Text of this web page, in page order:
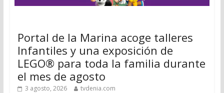
Portal de la Marina acoge talleres
Infantiles y una exposición de
LEGO® para toda la familia durante
el mes de agosto
3 agosto, 2026 tvdenia.com